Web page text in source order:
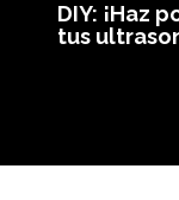
DIY: ¡Haz
tus